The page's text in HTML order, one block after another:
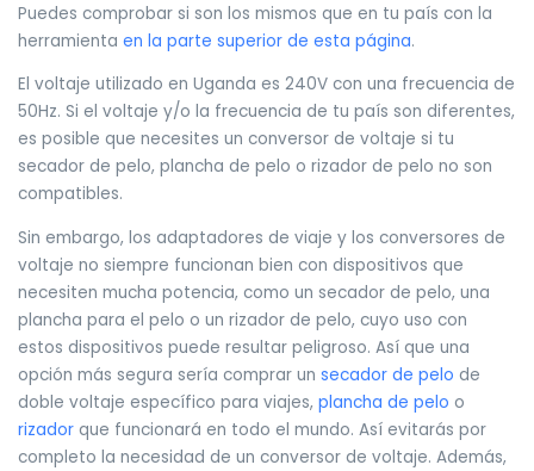
Puedes comprobar si son los mismos que en tu país con la
herramienta en la parte superior de esta página.
El voltaje utilizado en Uganda es 240V con una frecuencia de
50Hz. Si el voltaje y/o la frecuencia de tu país son diferentes,
es posible que necesites un conversor de voltaje si tu
secador de pelo, plancha de pelo o rizador de pelo no son
compatibles.
Sin embargo, los adaptadores de viaje y los conversores de
voltaje no siempre funcionan bien con dispositivos que
necesiten mucha potencia, como un secador de pelo, una
plancha para el pelo o un rizador de pelo, cuyo uso con
estos dispositivos puede resultar peligroso. Así que una
opción más segura sería comprar un secador de pelo de
doble voltaje específico para viajes, plancha de pelo o
rizador que funcionará en todo el mundo. Así evitarás por
completo la necesidad de un conversor de voltaje. Además,